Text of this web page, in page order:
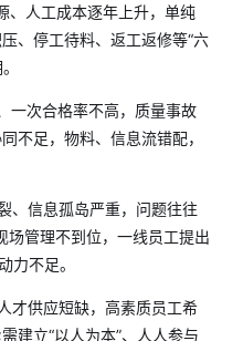
、人工成本逐年上升，单纯
、停工待料、返工返修等“六
一次合格率不高，质量事故
不足，物料、信息流错配，
、信息孤岛严重，问题往往
场管理不到位，一线员工提出
力不足。
才供应短缺，高素质员工希
建立“以人为本”、人人参与